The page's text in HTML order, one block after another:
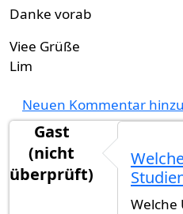
Danke vorab
Viee Grüße
Lim
Neuen Kommentar
Gast
(nicht
überprüft)
Welche